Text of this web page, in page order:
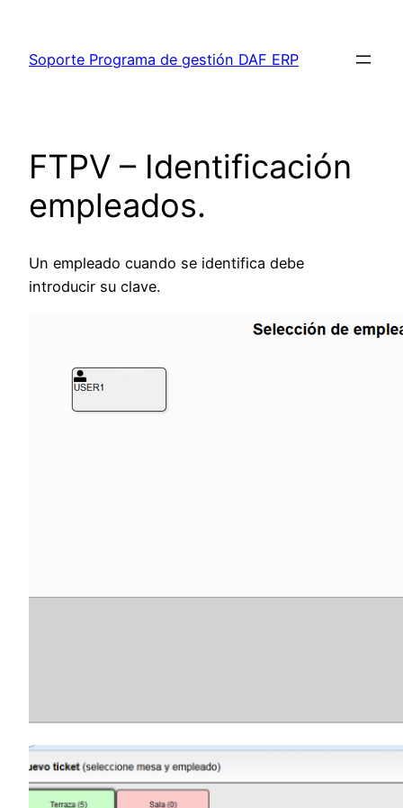
contenido
Soporte Programa de gestión DAF ERP
FTPV – Identificación
empleados.
Un empleado cuando se identifica debe
introducir su clave.